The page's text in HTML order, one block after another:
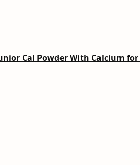
Cal Powder With Calcium